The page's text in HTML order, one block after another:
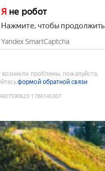
Я не робот
Нажмите, чтобы продолжить
Yandex SmartCaptcha
возникли проблемы, пожалуйста,
формой обратной связи
:1786145307